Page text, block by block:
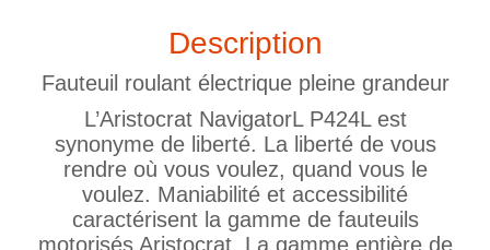
Description
Fauteuil roulant électrique pleine grandeur
L’Aristocrat NavigatorL P424L est
synonyme de liberté. La liberté de vous
rendre où vous voulez, quand vous le
voulez. Maniabilité et accessibilité
caractérisent la gamme de fauteuils
motorisés Aristocrat. La gamme entière de